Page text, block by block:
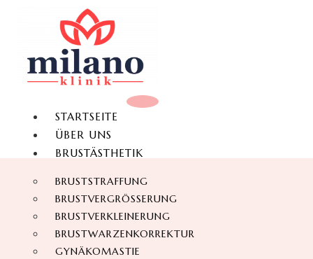
STARTSEITE
ÜBER UNS
BRUSTÄSTHETIK
BRUSTSTRAFFUNG
BRUSTVERGRÖSSERUNG
BRUSTVERKLEINERUNG
BRUSTWARZENKORREKTUR
GYNÄKOMASTIE